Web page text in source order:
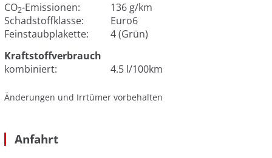
CO2-Emissionen:
136 g/km
Schadstoffklasse:
Euro6
Feinstaubplakette:
4 (Grün)
Kraftstoffverbrauch
kombiniert:
4.5 l/100km
Änderungen und Irrtümer vorbehalten
Anfahrt